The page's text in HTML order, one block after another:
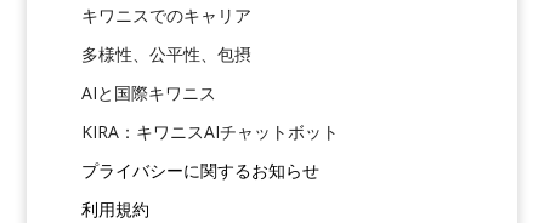
キワニスでのキャリア
多様性、公平性、包摂
AIと国際キワニス
KIRA：キワニスAIチャットボット
プライバシーに関するお知らせ
利用規約